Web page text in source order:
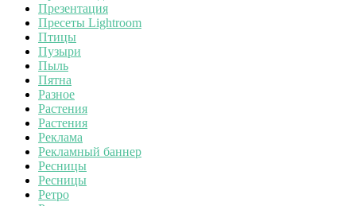
Презентация
Пресеты Lightroom
Птицы
Пузыри
Пыль
Пятна
Разное
Растения
Растения
Реклама
Рекламный баннер
Ресницы
Ресницы
Ретро